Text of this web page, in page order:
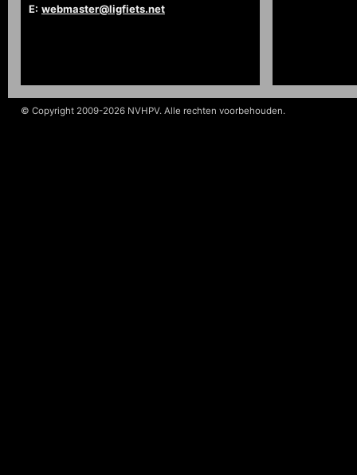
E: webmaster@ligfiets.net
© Copyright 2009-2026 NVHPV. Alle rechten voorbehouden.